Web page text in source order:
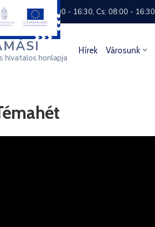
H: 8:00 - 16:30, Cs: 08:00 - 16:30
hivatalos honlapja
Hírek Városunk